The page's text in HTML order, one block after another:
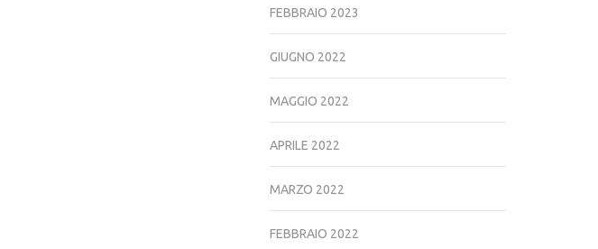
FEBBRAIO 2023
GIUGNO 2022
MAGGIO 2022
APRILE 2022
MARZO 2022
FEBBRAIO 2022